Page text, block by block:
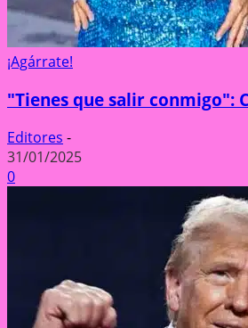
¡Agárrate!
"Tienes que salir conmigo":
Editores -
31/01/2025
0